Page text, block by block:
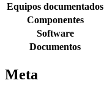
Equipos documentados
Componentes
Software
Documentos
Meta